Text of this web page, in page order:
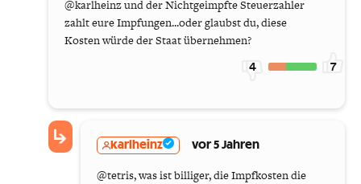
@karlheinz und der Nichtgeimpfte Steuerzahler
zahlt eure Impfungen...oder glaubst du, diese
Kosten würde der Staat übernehmen?
4 7
karlheinz vor 5 Jahren
@tetris, was ist billiger, die Impfkosten die